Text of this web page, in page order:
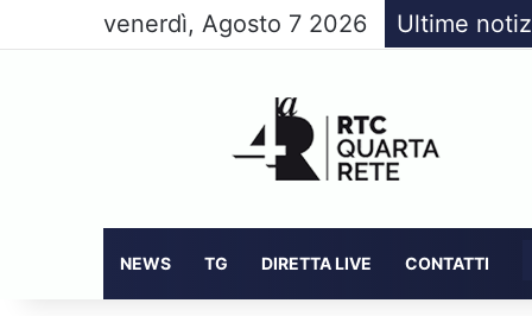
venerdì, Agosto 7 2026 Ultime
NEWS TG DIRETTA LIVE CONTATTI